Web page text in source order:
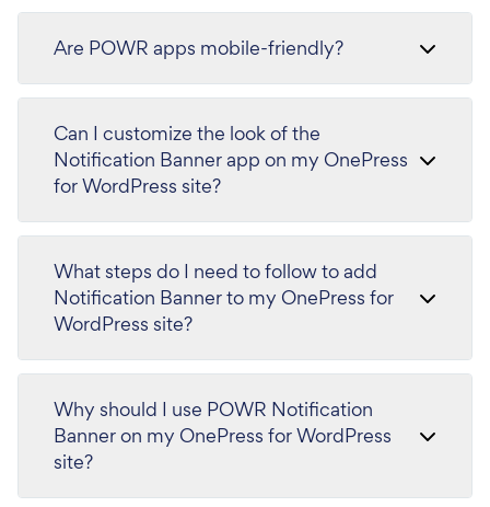
Are POWR apps mobile-friendly?
Can I customize the look of the
Notification Banner app on my OnePress
for WordPress site?
What steps do I need to follow to add
Notification Banner to my OnePress for
WordPress site?
Why should I use POWR Notification
Banner on my OnePress for WordPress
site?